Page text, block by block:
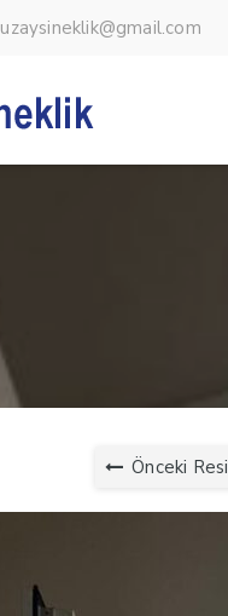
uzaysineklik@gmail.com
Önceki